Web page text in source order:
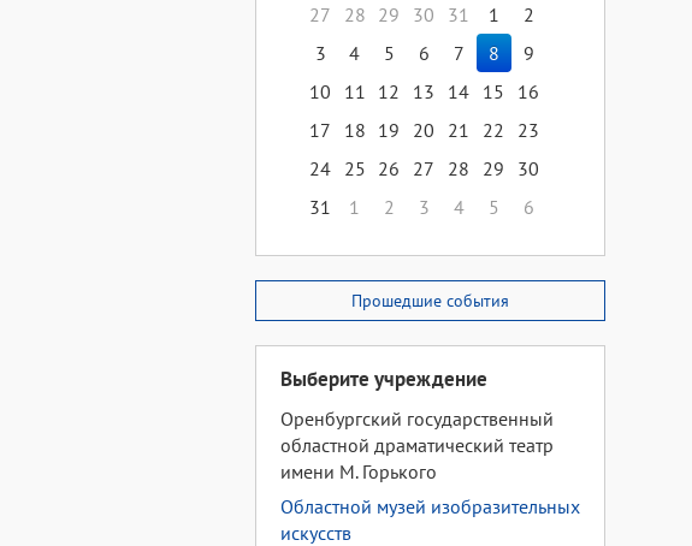
27
28 29 30 31 1
2
3
4 5 6 7 8
9
10
11 12 13 14 15
16
17
18 19 20 21 22
23
24 25 26 27 28 29
30
31
1 2 3 4 5 6
Прошедшие события
Выберите учреждение
Оренбургский государственный
областной драматический театр
имени М. Горького
Областной музей изобразительных
искусств